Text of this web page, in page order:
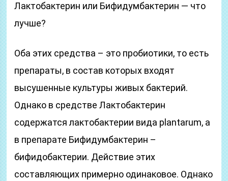
Лактобактерин или Бифидумбактерин — что
лучше?
Оба этих средства – это пробиотики, то есть
препараты, в состав которых входят
высушенные культуры живых бактерий.
Однако в средстве Лактобактерин
содержатся лактобактерии вида plantarum, а
в препарате Бифидумбактерин –
бифидобактерии. Действие этих
составляющих примерно одинаковое. Однако